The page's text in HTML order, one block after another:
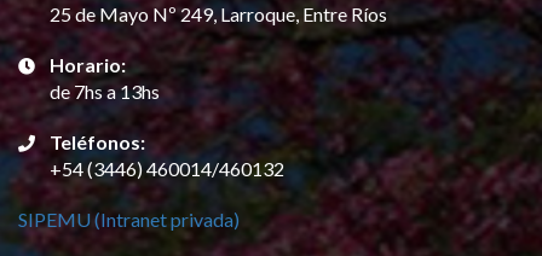
25 de Mayo Nº 249, Larroque, Entre Ríos
Horario:
de 7hs a 13hs
Teléfonos:
+54 (3446) 460014/460132
SIPEMU (Intranet privada)